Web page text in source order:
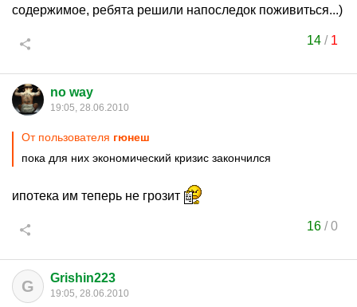
содержимое, ребята решили напоследок поживиться...)
14 / 1
no way
19:05, 28.06.2010
От пользователя гюнеш
пока для них экономический кризис закончился
ипотека им теперь не грозит
16 /0
G Grishin223
19:05, 28.06.2010